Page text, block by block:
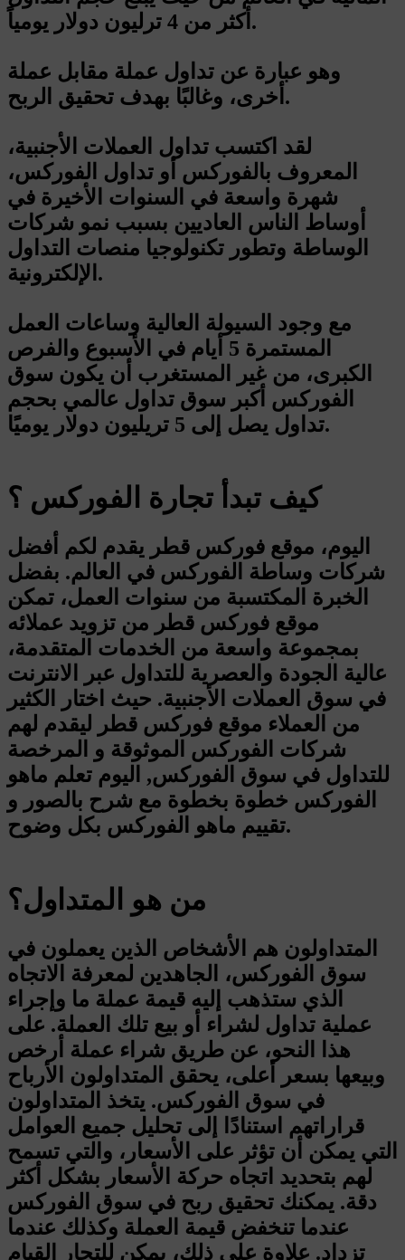
أكثر من 4 ترليون دولار يومياً.
وهو عبارة عن تداول عملة مقابل عملة
أخرى، وغالبًا بهدف تحقيق الربح.
لقد اكتسب تداول العملات الأجنبية،
المعروف بالفوركس أو تداول الفوركس،
شهرة واسعة في السنوات الأخيرة في
أوساط الناس العاديين بسبب نمو شركات
الوساطة وتطور تكنولوجيا منصات التداول
الإلكترونية.
مع وجود السيولة العالية وساعات العمل
المستمرة 5 أيام في الأسبوع والفرص
الكبرى، من غير المستغرب أن يكون سوق
الفوركس أكبر سوق تداول عالمي بحجم
تداول يصل إلى 5 تريليون دولار يوميًا.
كيف تبدأ تجارة الفوركس ؟
اليوم، موقع فوركس قطر يقدم لكم أفضل
شركات وساطة الفوركس في العالم. بفضل
الخبرة المكتسبة من سنوات العمل، تمكن
موقع فوركس قطر من تزويد عملائه
بمجموعة واسعة من الخدمات المتقدمة،
عالية الجودة والعصرية للتداول عبر الانترنت
في سوق العملات الأجنبية. حيث اختار الكثير
من العملاء موقع فوركس قطر ليقدم لهم
شركات الفوركس الموثوقة و المرخصة
للتداول في سوق الفوركس, اليوم تعلم ماهو
الفوركس خطوة بخطوة مع شرح بالصور و
تقييم ماهو الفوركس بكل وضوح.
من هو المتداول؟
المتداولون هم الأشخاص الذين يعملون في
سوق الفوركس، الجاهدين لمعرفة الاتجاه
الذي ستذهب إليه قيمة عملة ما وإجراء
عملية تداول لشراء أو بيع تلك العملة. على
هذا النحو، عن طريق شراء عملة أرخص
وبيعها بسعر أعلى، يحقق المتداولون الأرباح
في سوق الفوركس. يتخذ المتداولون
قراراتهم استنادًا إلى تحليل جميع العوامل
التي يمكن أن تؤثر على الأسعار، والتي تسمح
لهم بتحديد اتجاه حركة الأسعار بشكل أكثر
دقة. يمكنك تحقيق ربح في سوق الفوركس
عندما تنخفض قيمة العملة وكذلك عندما
تزداد. علاوة على ذلك، يمكن للتجار القيام